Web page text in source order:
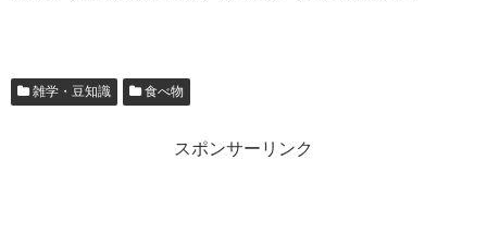
雑学・豆知識 食べ物
スポンサーリンク